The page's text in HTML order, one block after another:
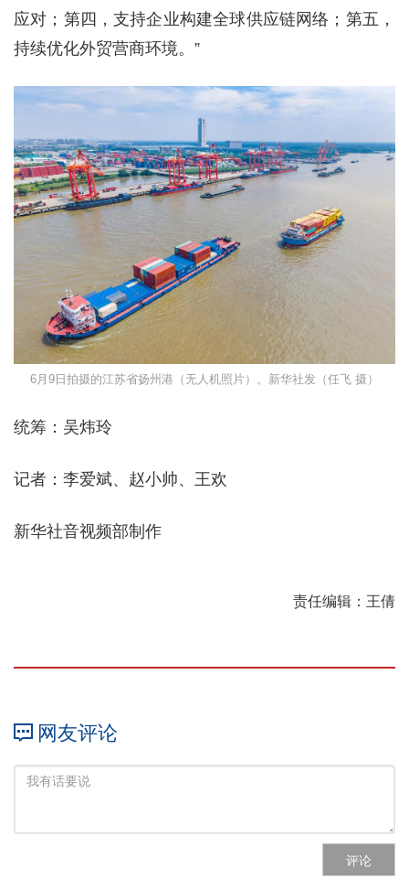
应对；第四，支持企业构建全球供应链网络；第五，
持续优化外贸营商环境。”
6月9日拍摄的江苏省扬州港（无人机照片）。新华社发（任飞 摄）
统筹：吴炜玲
记者：李爱斌、赵小帅、王欢
新华社音视频部制作
责任编辑：王倩
网友评论
评论